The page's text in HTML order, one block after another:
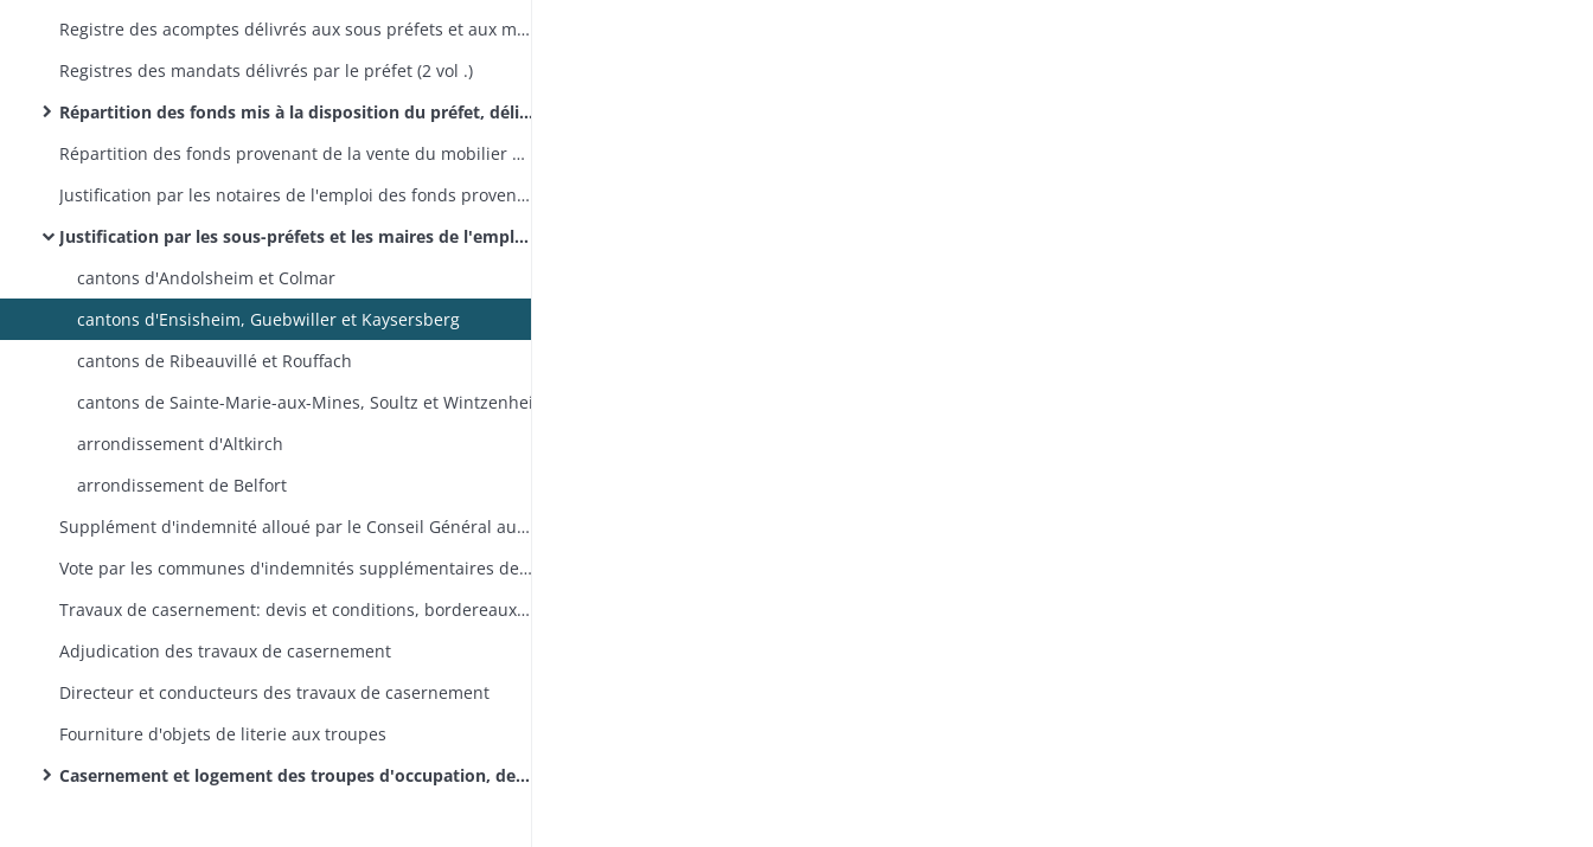
Registre des acomptes délivrés aux sous préfets et aux maires
Registres des mandats délivrés par le préfet (2 vol .)
Répartition des fonds mis à la disposition du préfet, délivrance des mandats par le préfet
Répartition des fonds provenant de la vente du mobilier des casernes
Justification par les notaires de l'emploi des fonds provenant de la vente du mobilier des casernes
Justification par les sous-préfets et les maires de l'emploi des fonds mis à leur disposition (réponses à la circulaire préfectorale du 22 mars 1819 et états de répartition des indemnités de logement entre les habitants)
cantons d'Andolsheim et Colmar
cantons d'Ensisheim, Guebwiller et Kaysersberg
cantons de Ribeauvillé et Rouffach
cantons de Sainte-Marie-aux-Mines, Soultz et Wintzenheim
arrondissement d'Altkirch
arrondissement de Belfort
Supplément d'indemnité alloué par le Conseil Général aux habitants ayant logé des officiers
Vote par les communes d'indemnités supplémentaires de logement en faveur des habitants qui logent des officiers ne faisant pas partie de l'état-major général (en exécution de l'arrêté préfectoral du 23 janvier 1818)
Travaux de casernement: devis et conditions, bordereaux des prix
Adjudication des travaux de casernement
Directeur et conducteurs des travaux de casernement
Fourniture d'objets de literie aux troupes
Casernement et logement des troupes d'occupation, des officiers, des chevaux et du matériel: recherche de locaux, travaux d'appropriation et d'entretien, réclamations, paiement des dépenses, vente des anciennes casernes, des terrains et du matériel (dossiers classés par canton)